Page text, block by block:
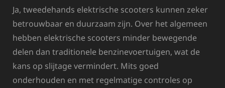
Ja, tweedehands elektrische scooters kunnen zeker
betrouwbaar en duurzaam zijn. Over het algemeen
hebben elektrische scooters minder bewegende
delen dan traditionele benzinevoertuigen, wat de
kans op slijtage vermindert. Mits goed
onderhouden en met regelmatige controles op